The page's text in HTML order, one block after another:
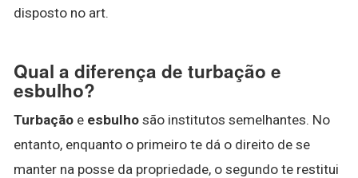
disposto no art.
Qual a diferença de turbação e
esbulho?
Turbação e esbulho são institutos semelhantes. No
entanto, enquanto o primeiro te dá o direito de se
manter na posse da propriedade, o segundo te restitui